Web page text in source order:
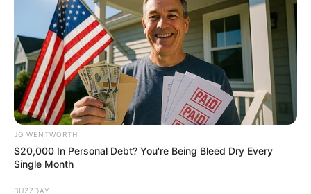
ฤกษ์มงคล ดูเพิ่มเติม
ฤกษ์มงคล
เสาร์ห้า คือ อะไร วันแรงจริงหรือหลอก ?
เว็บไซต์นี้ใช้คุกกี้
เพื่อการนำเสนอเนื้อหาที่ดี รวมถึงการจัดการข้อมูลส่วนบุคคล เพื่อให้คุณได้รับ
ประสบการณ์ที่ดีบนบริการของเว็บไซต์เรา หากคุณใช้บริการเว็บไซต์นี้ต่อไปโดย
ไม่มีการปรับตั้งค่าใดๆนั้น แสดงว่าคุณยอมรับนโยบายคุกกี้และนโยบายส่วน
บุคคลของเรา
ยอมรับ เรียนรู้เพิ่มเติม
JG WENTWORTH
$20,000 In Personal Debt? You're Being Bleed Dry Every
Single Month
BUZZDAY